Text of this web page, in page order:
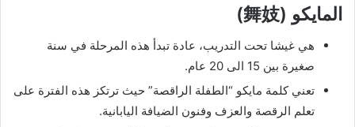
المايكو (舞妓)
هي غيشا تحت التدريب، عادة تبدأ هذه المرحلة في سنة
صغيرة بين 15 الى 20 عام.
تعني كلمة مايكو “الطفلة الراقصة” حيث ترتكز هذه الفترة على
تعلم الرقصة والعزف وفنون الضيافة اليابانية.